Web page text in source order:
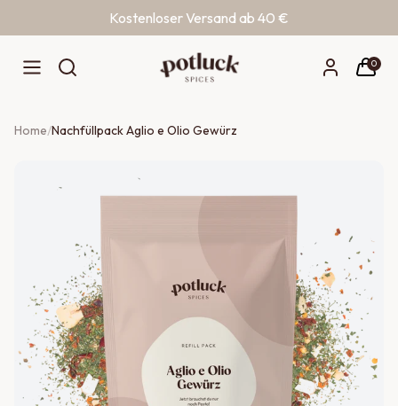
Kostenloser Versand ab 40 €
0
Home/Nachfüllpack Aglio e Olio Gewürz